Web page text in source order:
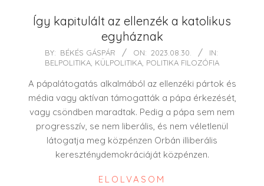
Így kapitulált az ellenzék a katolikus
egyháznak
2023-
30
BY: BÉKÉS GÁSPÁR ON: 2023.08.30.
IN:
BELPOLITIKA, KÜLPOLITIKA, POLITIKA FILOZÓFIA
A pápalátogatás alkalmából az ellenzéki pártok és
média vagy aktívan támogatták a pápa érkezését,
vagy csöndben maradtak. Pedig a pápa sem nem
progresszív, se nem liberális, és nem véletlenül
látogatja meg közpénzen Orbán illiberális
kereszténydemokráciáját közpénzen.
ELOLVASOM